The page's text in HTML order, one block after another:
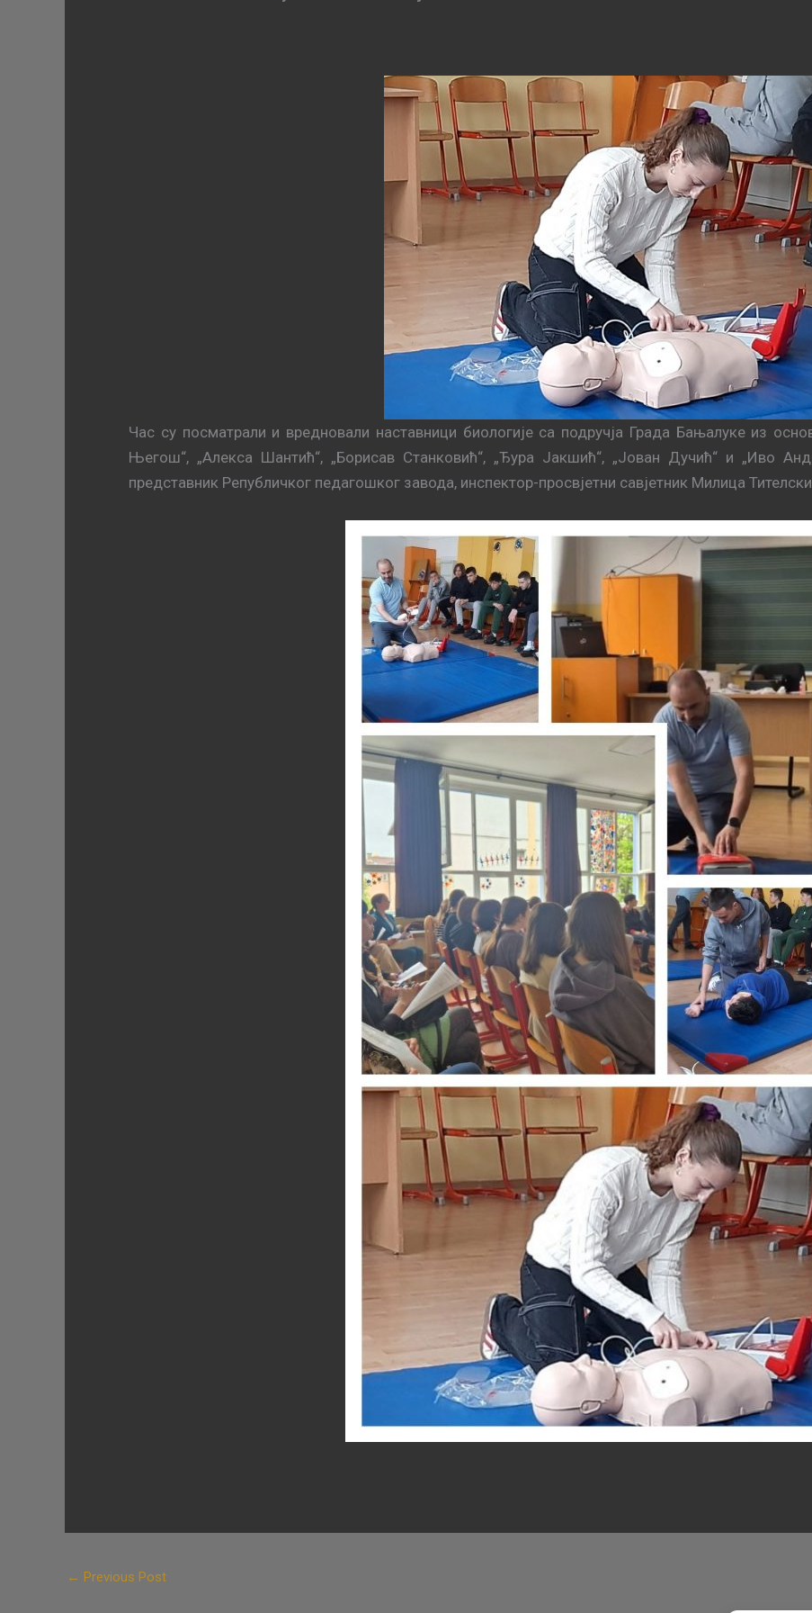
Час су посматрали и вредновали наставници биологије са подручја Града Бањалуке из
Његош“, „Алекса Шантић“, „Борисав Станковић“, „Ђура Јакшић“, „Јован Дучић“ и „Иво
представник Републичког педагошког завода, инспектор-просвјетни савјетник Милица
← Previous Post